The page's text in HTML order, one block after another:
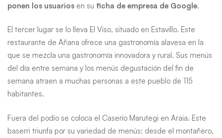
ponen los usuarios en su ficha de empresa de Google.
El tercer lugar se lo lleva El Viso, situado en Estavillo. Este
restaurante de Añana ofrece una gastronomía alavesa en la
que se mezcla una gastronomía innovadora y rural. Sus menús
del día entre semana y los menús degustación del fin de
semana atraen a muchas personas a este pueblo de 115
habitantes.
Fuera del podio se coloca el Caserío Marutegi en Araia. Este
baserri triunfa por su variedad de menús: desde el montañero,